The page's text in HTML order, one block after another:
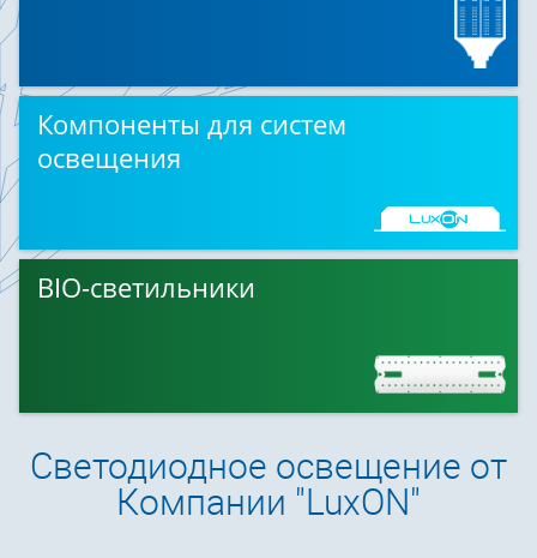
Компоненты для систем
освещения
BIO-светильники
Светодиодное освещение от
Компании "LuxON"